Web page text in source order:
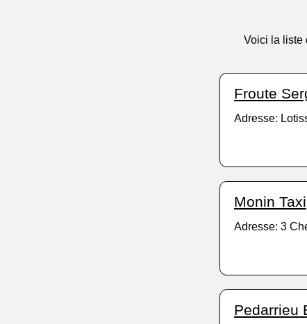
Voici la liste
Froute
Adresse:
Monin Taxi
Adresse: 3
Pedarrieu